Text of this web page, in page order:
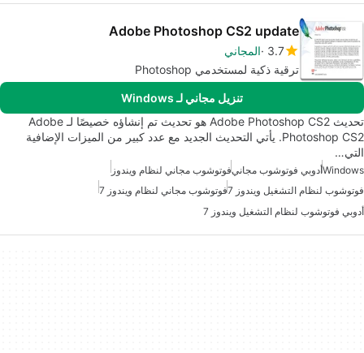
Adobe Photoshop CS2 update
3.7 المجاني
ترقية ذكية لمستخدمي Photoshop
تنزيل مجاني لـ Windows
تحديث Adobe Photoshop CS2 هو تحديث تم إنشاؤه خصيصًا لـ Adobe
Photoshop CS2. يأتي التحديث الجديد مع عدد كبير من الميزات الإضافية
التي…
Windowsأدوبي فوتوشوب مجانيفوتوشوب مجاني لنظام ويندوز
فوتوشوب لنظام التشغيل ويندوز 7
فوتوشوب مجاني لنظام ويندوز 7
أدوبي فوتوشوب لنظام التشغيل ويندوز 7